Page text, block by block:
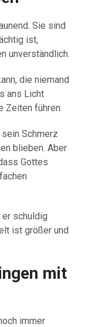
Sie sind
ist,
unverständlich.
die niemand
ans Licht
Zeiten führen.
Schmerz
blieben. Aber
Gottes
schuldig
ist größer und
mit
immer